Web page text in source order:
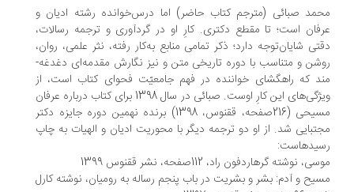
صبائی (مترجم کتاب حاضر) اما درس‌­خوانده رشته ادیان و
است؛ تا مقطع دکتری. کارِ او در گردآوری و ترجمه رسالات،
شایان­‌توجه دارد؛ ذکر تمامی منابع به­‌کار رفته، نثر علمی، روان،
روشن و متناسب با دوره تاریخی متن و نیز نگارش مقدمه‌­ای دغدغه‌­
که راهگشای خواننده در فهم جامعیّت فحوای کتاب است، از
ویژگی­‌های این کارِ اوست. صبائی در سال 1398 برای کتاب درباره عرفان
مسیحی (216صفحه، ققنوس، 1398) برنده نهمین دوره جایزه دکتر
شد. از او دو ترجمه دیگر با محوریت ادیان و الهیات به چاپ
نوشته گرهاردفون راد، 112صفحه، نشر ققنوس 1399
و آدم: بشر و بشریت در باب پنجم رساله به رومیان، نوشته کارل